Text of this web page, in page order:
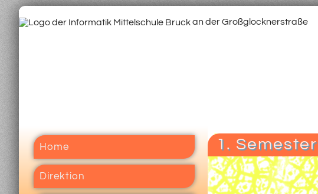
an der Großglocknerstraße
1. Semester
Home
Direktion